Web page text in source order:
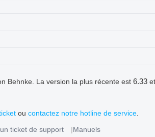
Behnke. La version la plus récente est 6.33
oucontactez notre hotline de service
ticket de support Manuels